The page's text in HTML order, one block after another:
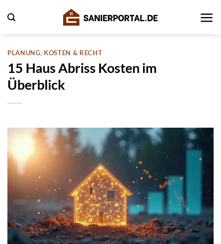
Inhalt
springen
PLANUNG, KOSTEN & RECHT
15 Haus Abriss Kosten im
Überblick